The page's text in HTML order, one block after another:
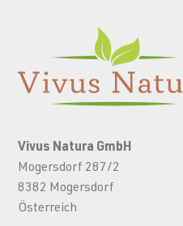
Vivus Natura GmbH
Mogersdorf 287/2
8382 Mogersdorf
Österreich